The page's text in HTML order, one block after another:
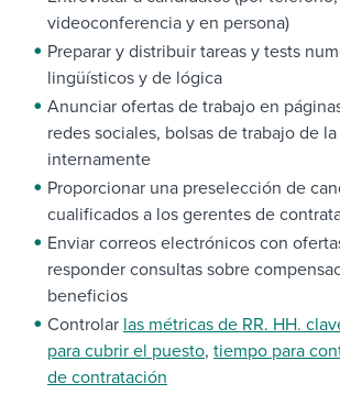
videoconferencia y en persona)
Preparar y distribuir tareas y tests
lingüísticos y de lógica
Anunciar ofertas de trabajo en
redes sociales, bolsas de trabajo de
internamente
Proporcionar una preselección de
cualificados a los gerentes de
Enviar correos electrónicos con
responder consultas sobre
beneficios
Controlar las métricas de RR. HH.
para cubrir el puesto, tiempo para
de contratación